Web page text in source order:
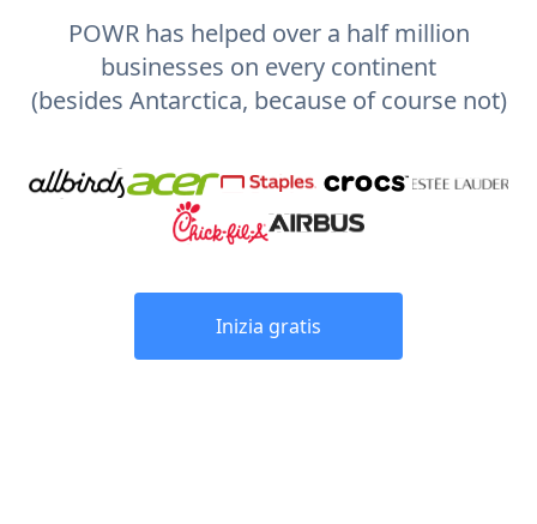
POWR has helped over a half million
businesses on every continent
(besides Antarctica, because of course not)
Inizia gratis